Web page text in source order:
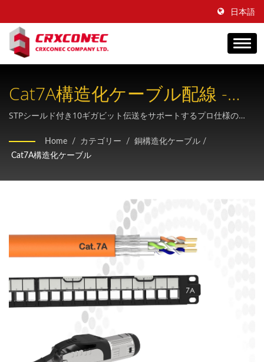
日本語
Cat7A構造化ケーブル配線 -
10G+イーサネットソリューシ
ョン
STPシールド付き10ギガビット伝送をサポートするプロ仕様の
信およびデータセンターアプリケーションに関する完全な規制遵
守。
Home / カテゴリー / 銅構造化ケーブル /
Cat7A構造化ケーブル